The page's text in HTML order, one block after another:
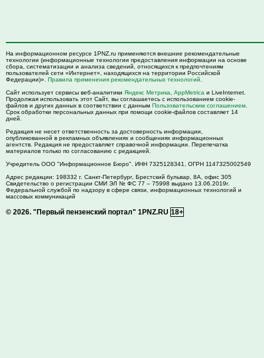
На информационном ресурсе 1PNZ.ru применяются внешние рекомендательные
технологии (информационные технологии предоставления информации на основе
сбора, систематизации и анализа сведений, относящихся к предпочтениям
пользователей сети «Интернет», находящихся на территории Российской
Федерации)». Правила применения рекомендательных технологий
Сайт использует сервисы веб-аналитики Яндекс Метрика AppMetrica и LiveInternet.
Продолжая использовать этот Сайт, вы соглашаетесь с использованием cookie-
файлов и других данных в соответствии с данным Пользовательским соглашением
Срок обработки персональных данных при помощи cookie-файлов составляет 14
дней.
Редакция не несет ответственность за достоверность информации,
опубликованной в рекламных объявлениях и сообщениях информационных
агентств. Редакция не предоставляет справочной информации. Перепечатка
материалов только по согласованию с редакцией.
Учредитель ООО "Информационное Бюро". ИНН 7325128341, ОГРН 1147325002549
Адрес редакции: 198332 г. Санкт-Петербург, Брестский бульвар, 8А, офис 305
Свидетельство о регистрации СМИ ЭЛ № ФС 77 – 75998 выдано 13.06.2019г.
Федеральной службой по надзору в сфере связи, информационных технологий и
массовых коммуникаций
© 2026. "Первый пензенский портал" 1PNZ.RU 18+